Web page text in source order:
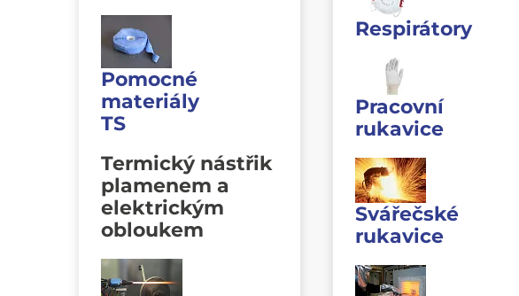
Pomocné
materiály
TS
Termický nástřik
plamenem a
elektrickým
obloukem
Respirátory
Pracovní
rukavice
Svářečské
rukavice